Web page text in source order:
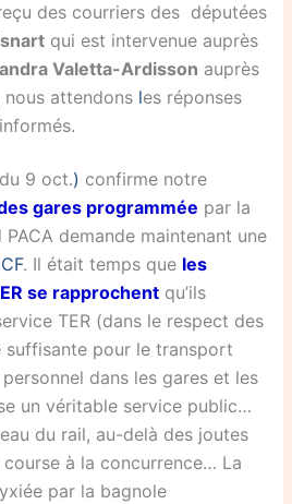
des courriers des députées
qui est intervenue auprès
Valetta-Ardisson auprès
nous attendons les réponses
informés.
9 oct.) confirme notre
gares programmée par la
PACA demande maintenant une
. Il était temps que les
se rapprochent qu’ils
TER (dans le respect des
suffisante pour le transport
dans les gares et les
un véritable service public…
du rail, au-delà des joutes
à la concurrence… La
par la bagnole